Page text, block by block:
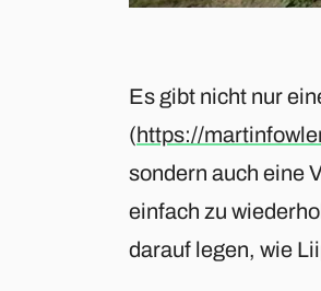
Es gibt nicht nur
(https://
sondern auch eine
einfach zu
darauf legen, wie